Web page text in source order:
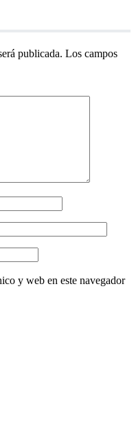
publicada. Los campos
y web en este navegador